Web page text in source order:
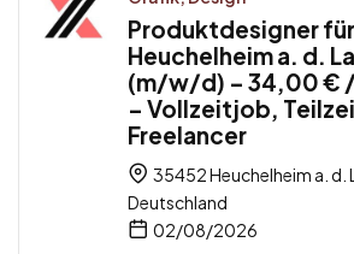
Produktdesigner für
Heuchelheim a. d.
(m/w/d) – 34,00 €
– Vollzeitjob,
Freelancer
35452 Heuchelheim a. d.
Deutschland
02/08/2026